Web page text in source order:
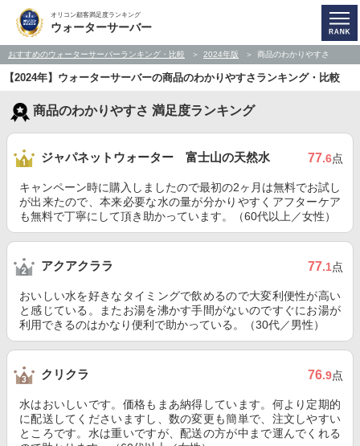
オリコン顧客満足度ランキング
ウォーターサーバー
おすすめのウォーターサーバーランキング・比較 2024年版 商品のわかりやすさ
【2024年】ウォーターサーバーの商品のわかりやすさランキング・比較
商品のわかりやすさ 満足度ランキング
ジャパネットウォーター 富士山の天然水 77.6点
キャンペーン時に購入しましたので最初の2ヶ月は無料でお試し
が出来たので、本来必要な水の量が分かりやすくアフターケア
も無料で丁寧にして頂き助かっています。（60代以上／女性）
アクアクララ 77.1点
おいしい水を好きなタイミングで飲めるので大変利便性が高い
と感じている。またお湯を沸かす手間がないのですぐにお湯が
利用できるのはかなり便利で助かっている。（30代／男性）
クリクラ 76.9点
水はおいしいです。価格もまあ納得しています。何より定期的
に配送してくださいますし、数の変更も簡単で、注文しやすい
ところです。水は重いですが、配送の方が中まで運んでくれる